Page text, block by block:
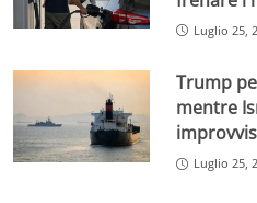
Luglio 25,
Trump
mentre
Luglio 25,